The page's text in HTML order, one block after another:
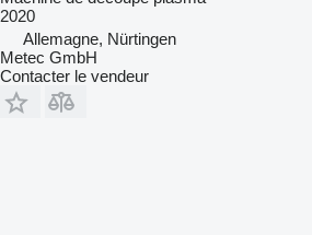
2020
Allemagne, Nürtingen
Metec GmbH
Contacter le vendeur